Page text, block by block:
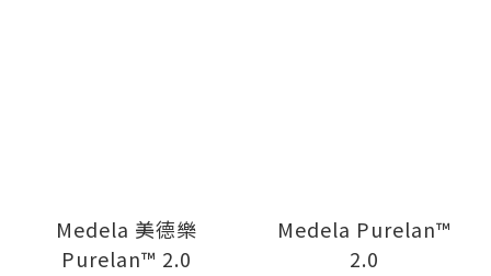
Medela 美德樂
Purelan™ 2.0
Medela Purelan™
2.0